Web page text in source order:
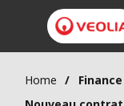
Home Finance